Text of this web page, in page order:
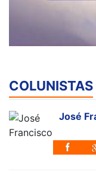
COLUNISTAS
José